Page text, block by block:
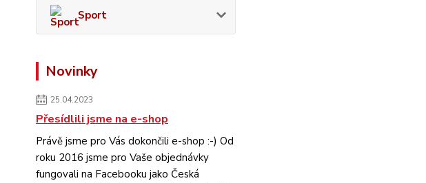
Sport
Novinky
25.04.2023
Přesídlili jsme na e-shop
Právě jsme pro Vás dokončili e-shop :-) Od
roku 2016 jsme pro Vaše objednávky
fungovali na Facebooku jako Česká